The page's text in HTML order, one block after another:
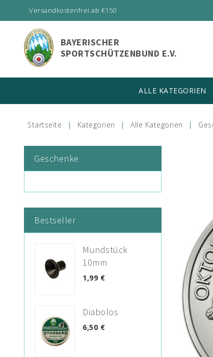
Versandkostenfrei ab €150
BAYERISCHER
SPORTSCHÜTZENBUND E.V.
ALLE KATEGORIEN
Startseite Kategorien Alle Kategorien
Geschenke
Bestseller
Mundstück
10mm
1,99 €
Diabolos
6,50 €